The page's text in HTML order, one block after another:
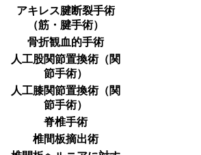
アキレス腱断裂手術
（筋・腱手術）
骨折観血的手術
人工股関節置換術（関
節手術）
人工膝関節置換術（関
節手術）
脊椎手術
椎間板摘出術